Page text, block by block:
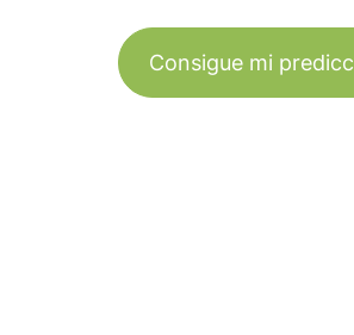
Consigue mi